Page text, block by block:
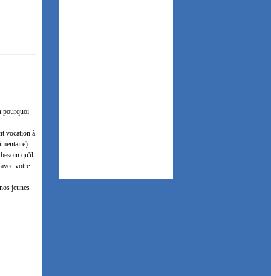
pourquoi
vocation à
qu'il
votre
jeunes